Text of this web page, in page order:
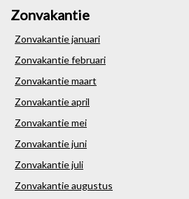
Zonvakantie
Zonvakantie januari
Zonvakantie februari
Zonvakantie maart
Zonvakantie april
Zonvakantie mei
Zonvakantie juni
Zonvakantie juli
Zonvakantie augustus